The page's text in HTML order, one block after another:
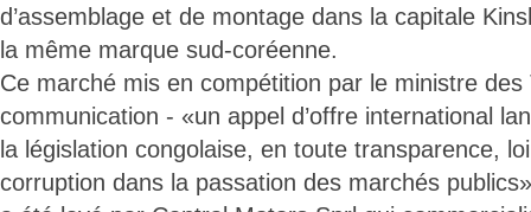
d’assemblage et de montage dans la capitale
la même marque sud-coréenne.
Ce marché mis en compétition par le ministre
communication - «un appel d’offre international
la législation congolaise, en toute transparence,
corruption dans la passation des marchés